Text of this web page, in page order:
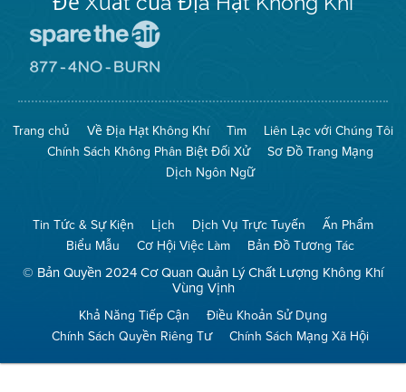
The
(Bảo
Toàn
Không
Khí)
Mạng
No
Burn
(Không
Đốt)
Trang chủ Về Địa Hạt Không Khí Tìm
Liên Lạc với Chúng Tôi
Chính Sách Không Phân Biệt Đối Xử
Sơ Đồ Trang Mạng
Dịch Ngôn Ngữ
Tin Tức & Sự Kiện Lịch Dịch Vụ Trực Tuyến
Ấn Phẩm
Biểu Mẫu
Cơ Hội Việc Làm Bản Đồ Tương Tác
© Bản Quyền 2024 Cơ Quan Quản Lý Chất Lượng Không Khí
Vùng Vịnh
Khả Năng Tiếp Cận
Điều Khoản Sử Dụng
Chính Sách Quyền Riêng Tư
Chính Sách Mạng Xã Hội